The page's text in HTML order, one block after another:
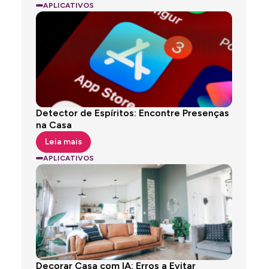
APLICATIVOS
Detector de Espíritos: Encontre Presenças
na Casa
Leia mais
APLICATIVOS
Decorar Casa com IA: Erros a Evitar